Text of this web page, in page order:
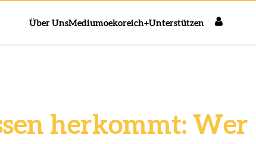
Über UnsMediumoekoreich+Unterstützen
herkommt: Wer